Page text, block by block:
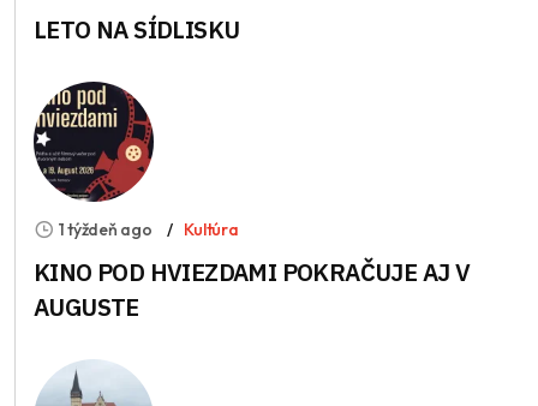
LETO NA SÍDLISKU
1 týždeň ago Kultúra
KINO POD HVIEZDAMI POKRAČUJE AJ V
AUGUSTE